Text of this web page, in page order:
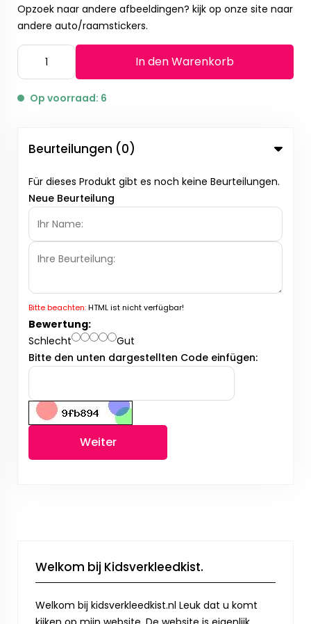
Opzoek naar andere afbeeldingen? kijk op onze site naar
andere auto/raamstickers.
In den Warenkorb
Op voorraad: 6
Beurteilungen (0)
Für dieses Produkt gibt es noch keine Beurteilungen.
Neue Beurteilung
Bitte beachten:HTML ist nicht verfügbar!
Bewertung:
Schlecht
Gut
Bitte den unten dargestellten Code einfügen:
Weiter
Welkom bij Kidsverkleedkist.
Welkom bij kidsverkleedkist.nl Leuk dat u komt